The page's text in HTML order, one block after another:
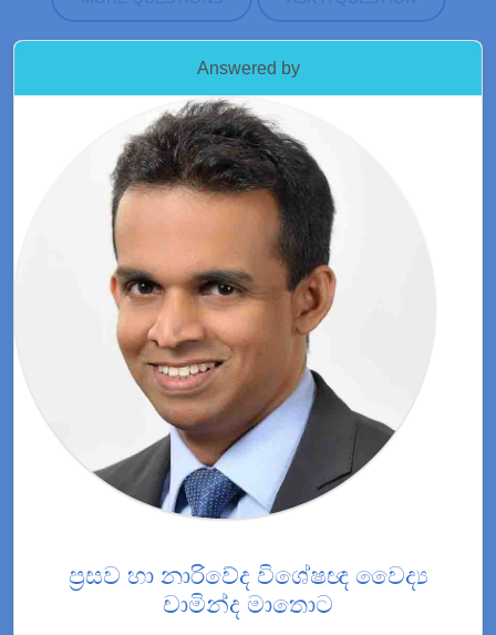
Answered by
ප්‍රසව හා නාරිවේද විශේෂඥ වෛද්‍ය
චාමින්ද මාතොට